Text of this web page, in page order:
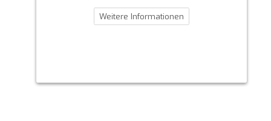
Weitere Informationen